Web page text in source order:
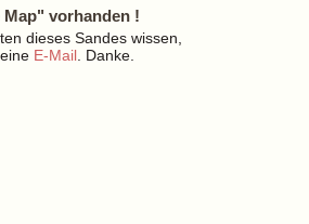
vorhanden !
dieses Sandes wissen,
E-Mail . Danke.